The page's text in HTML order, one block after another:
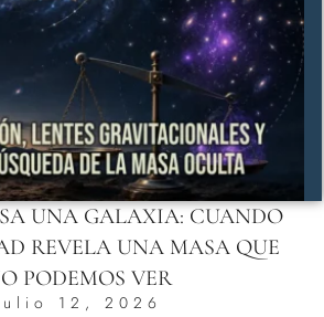
UNA GALAXIA: CUANDO
REVELA UNA MASA QUE
PODEMOS VER
12, 2026